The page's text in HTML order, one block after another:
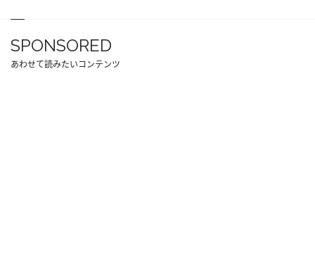
SPONSORED
あわせて読みたいコンテンツ